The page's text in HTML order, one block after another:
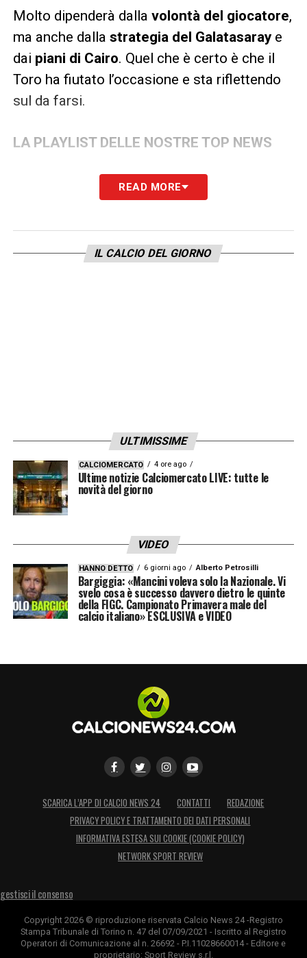
Molto dipenderà dalla volontà del giocatore,
ma anche dalla strategia del Galatasaraye
dai piani di Cairo. Quel che è certo è che il
Toro ha fiutato l’occasione e sta riflettendo
sul da farsi.
LA PLAYLIST DELLE NOSTRE TOP NEWS
READ MORE
IL CALCIO DEL GIORNO
ULTIMISSIME
CALCIOMERCATO 4 ore ago
Ultime notizie Calciomercato LIVE: tutte le
novità del giorno
VIDEO
HANNO DETTO 6 giorni ago Alberto Petrosilli
Bargiggia: «Mancini voleva solo la Nazionale. Vi
svelo cosa è successo davvero dietro le quinte
della FIGC. Campionato Primavera male del
calcio italiano» ESCLUSIVA e VIDEO
SCARICA L’APP DI CALCIO NEWS 24 CONTATTI
REDAZIONE
PRIVACY POLICY E TRATTAMENTO DEI DATI PERSONALI
INFORMATIVA ESTESA SUI COOKIE (COOKIE POLICY)
NETWORK SPORT REVIEW
gestisci il consenso
Copyright 2026 © riproduzione riservata Calcio News 24 -Registro
Stampa Tribunale di Torino n. 47 del 07/09/2021 - Iscritto al Registro
Operatori di Comunicazione al n. 26692 - P.I.11028660014 - Editore e
proprietario: Sport Review s.r.l.